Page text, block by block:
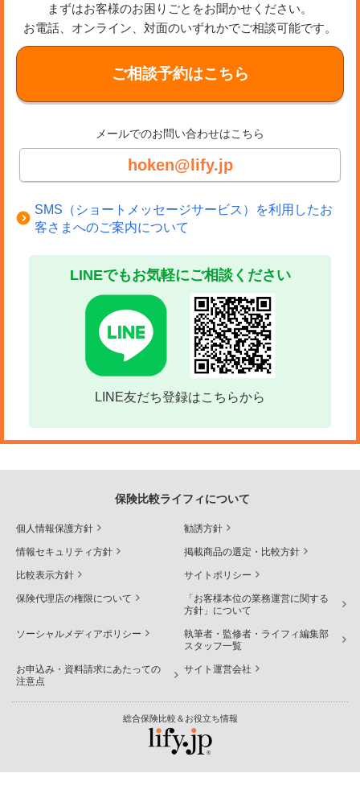
まずはお客様のお困りごとをお聞かせください。
お電話、オンライン、対面のいずれかでご相談可能です。
ご相談予約はこちら
メールでのお問い合わせはこちら
hoken@lify.jp
SMS（ショートメッセージサービス）を利用したお
客さまへのご案内について
LINEでもお気軽にご相談ください
LINE友だち登録はこちらから
保険比較ライフィについて
個人情報保護方針 勧誘方針
情報セキュリティ方針 掲載商品の選定・比較方針
比較表示方針 サイトポリシー
保険代理店の権限について
「お客様本位の業務運営に関する
方針」について
ソーシャルメディアポリシー
執筆者・監修者・ライフィ編集部
スタッフ一覧
お申込み・資料請求にあたっての
注意点
サイト運営会社
総合保険比較＆お役立ち情報